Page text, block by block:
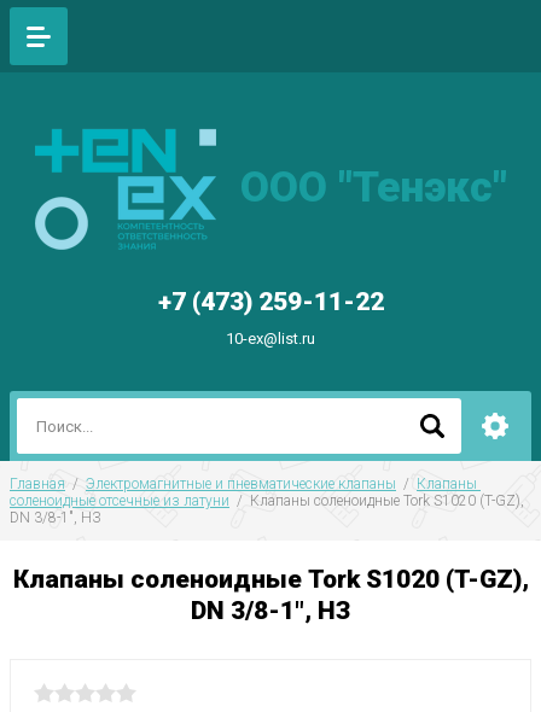
ООО "Тенэкс"
+7 (473) 259-11-22
10-ex@list.ru
Главная
  /
Электромагнитные и пневматические клапаны
  /
Клапаны
соленоидные отсечные из латуни
  /  Клапаны соленоидные Tork S1020 (T-GZ),
DN 3/8-1", НЗ
Клапаны соленоидные Tork S1020 (T-GZ),
DN 3/8-1", НЗ